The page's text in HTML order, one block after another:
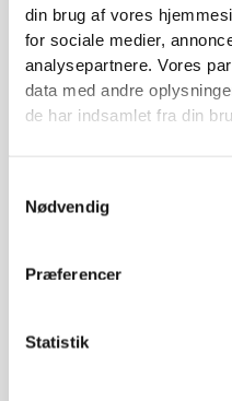
din brug af vores
for sociale medier,
analysepartnere. Vores
data med andre
de har indsamlet fra din
Nødvendig
Præferencer
Statistik
Lavnormal 4 delt
m/8 skruer og 2
225,00kr.